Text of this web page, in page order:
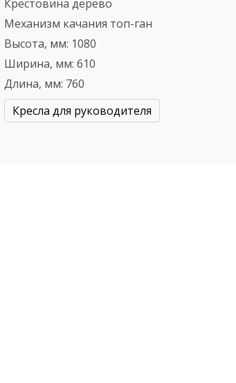
Крестовина дерево
Механизм качания топ-ган
Высота, мм: 1080
Ширина, мм: 610
Длина, мм: 760
Кресла для руководителя